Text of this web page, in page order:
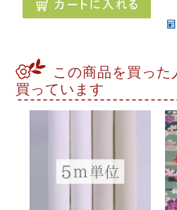
この商品を買った
買っています